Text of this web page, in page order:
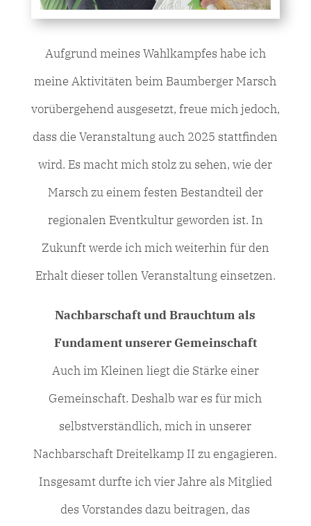
Aufgrund meines Wahlkampfes habe ich
meine Aktivitäten beim Baumberger Marsch
vorübergehend ausgesetzt, freue mich jedoch,
dass die Veranstaltung auch 2025 stattfinden
wird. Es macht mich stolz zu sehen, wie der
Marsch zu einem festen Bestandteil der
regionalen Eventkultur geworden ist. In
Zukunft werde ich mich weiterhin für den
Erhalt dieser tollen Veranstaltung einsetzen.
Nachbarschaft und Brauchtum als
Fundament unserer Gemeinschaft
Auch im Kleinen liegt die Stärke einer
Gemeinschaft. Deshalb war es für mich
selbstverständlich, mich in unserer
Nachbarschaft Dreitelkamp II zu engagieren.
Insgesamt durfte ich vier Jahre als Mitglied
des Vorstandes dazu beitragen, das